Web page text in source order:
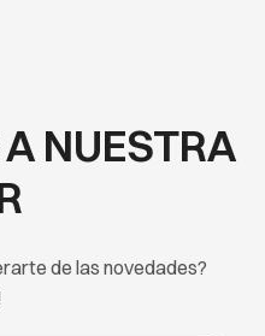
NUESTRA
de las novedades?